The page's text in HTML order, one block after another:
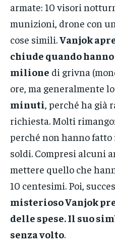
armate: 10 visori
munizioni, drone con
cose simili.Vanjok
chiude quando
milione di grivna
ore, ma generalmente
minuti, perché ha già
richiesta. Molti
perché non hanno
soldi. Compresi alcuni
mettere quello che
10 centesimi. Poi,
misterioso Vanjok
delle spese. Il suo
senza volto.